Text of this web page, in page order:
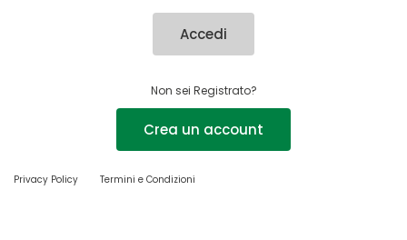
Accedi
Non sei Registrato?
Crea un account
Privacy Policy Termini e Condizioni